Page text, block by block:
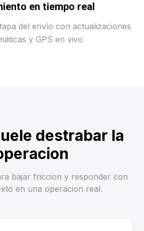
en tiempo real
del envío con actualizaciones
y GPS en vivo
destrabar la
bajar friccion y responder con
en una operacion real.